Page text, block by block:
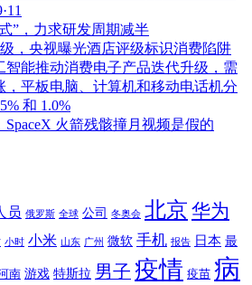
”，力求研发周期减半
，央视曝光酒店评级标识消费陷阱
智能推动消费电子产品迭代升级，需
，平板电脑、计算机和移动电话机分
和 1.0%
火箭残骸撞月视频是假的
员 俄罗斯 全球 公司 冬奥会 北京 华为
小时 小米 山东 广州 微软 手机 报告 日本 最
南 游戏 特斯拉 男子 疫情 疫苗 病